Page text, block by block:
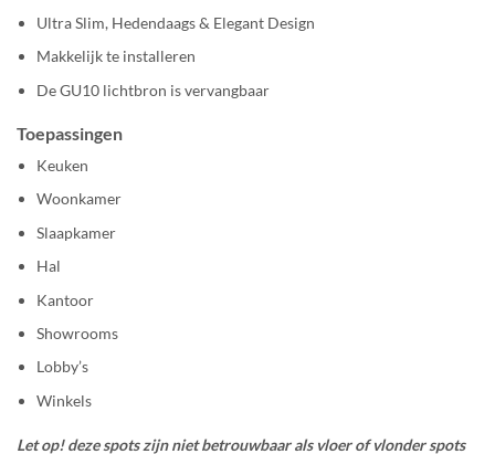
Ultra Slim, Hedendaags & Elegant Design
Makkelijk te installeren
De GU10 lichtbron is vervangbaar
Toepassingen
Keuken
Woonkamer
Slaapkamer
Hal
Kantoor
Showrooms
Lobby’s
Winkels
Let op! deze spots zijn niet betrouwbaar als vloer of vlonder spots